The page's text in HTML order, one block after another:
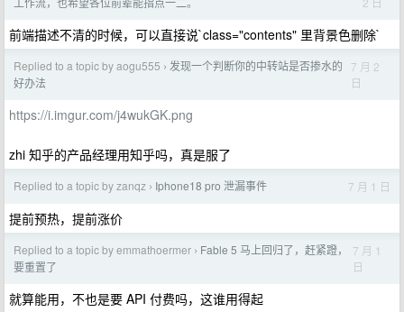
前端描述不清的时候，可以直接说`class="contents" 里背景色删除`
Replied to a topic by aogu555 › 发现一个判断你的中转站是否掺水的
好办法
7 月 2
日
https://i.imgur.com/j4wukGK.png
zhi 知乎的产品经理用知乎吗，真是服了
Replied to a topic by zanqz › Iphone18 pro 泄漏事件 7 月 1 日
提前预热，提前涨价
Replied to a topic by emmathoermer › Fable 5 马上回归了，赶紧蹬，
要重置了
7 月 1
日
就算能用，不也是要 API 付费吗，这谁用得起